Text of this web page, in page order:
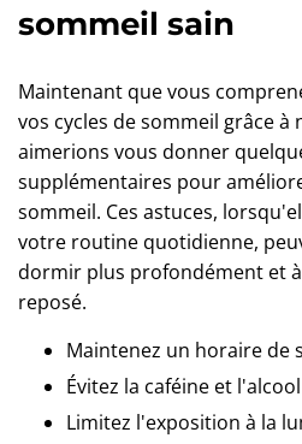
sommeil sain
Maintenant que vous
vos cycles de sommeil grâce
aimerions vous donner
supplémentaires pour
sommeil. Ces astuces,
votre routine quotidienne,
dormir plus profondément et
reposé.
Maintenez un horaire de
Évitez la caféine et
Limitez l'exposition à la